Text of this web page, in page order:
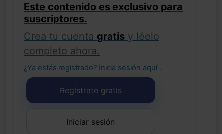
Este contenido es exclusivo para
suscriptores.
Crea tu cuenta gratis y léelo
completo ahora.
¿Ya estás registrado? Inicia sesión aquí .
Regístrate gratis
Iniciar sesión